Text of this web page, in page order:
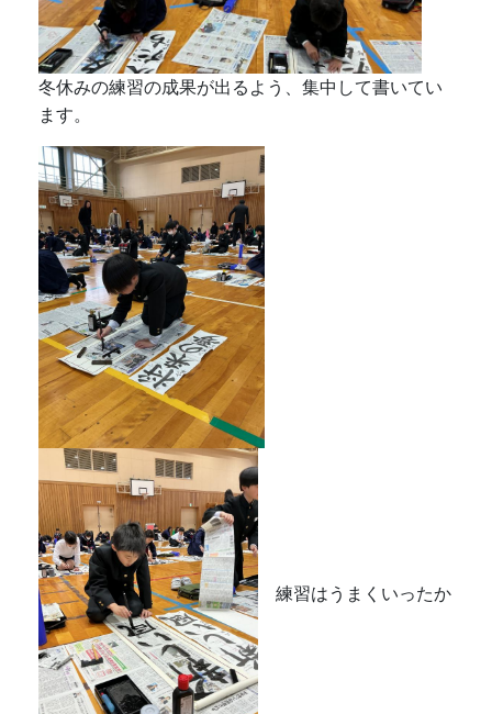
冬休みの練習の成果が出るよう、集中して書いてい
ます。
練習はうまくいったか